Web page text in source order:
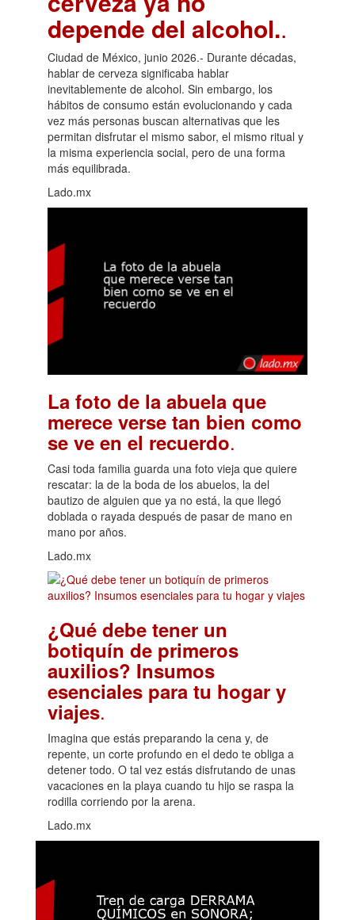
depende del alcohol..
Ciudad de México, junio 2026.- Durante décadas,
hablar de cerveza significaba hablar
inevitablemente de alcohol. Sin embargo, los
hábitos de consumo están evolucionando y cada
vez más personas buscan alternativas que les
permitan disfrutar el mismo sabor, el mismo ritual y
la misma experiencia social, pero de una forma
más equilibrada.
Lado.mx
La foto de la abuela que
merece verse tan bien como
se ve en el recuerdo.
Casi toda familia guarda una foto vieja que quiere
rescatar: la de la boda de los abuelos, la del
bautizo de alguien que ya no está, la que llegó
doblada o rayada después de pasar de mano en
mano por años.
Lado.mx
¿Qué debe tener un
botiquín de primeros
auxilios? Insumos
esenciales para tu hogar y
viajes.
Imagina que estás preparando la cena y, de
repente, un corte profundo en el dedo te obliga a
detener todo. O tal vez estás disfrutando de unas
vacaciones en la playa cuando tu hijo se raspa la
rodilla corriendo por la arena.
Lado.mx